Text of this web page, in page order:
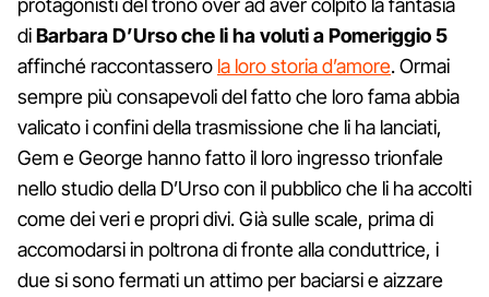
protagonisti del trono over ad aver colpito la fantasia
diBarbara D’Urso che li ha voluti a Pomeriggio 5
affinché raccontassero la loro storia d’amore. Ormai
sempre più consapevoli del fatto che loro fama abbia
valicato i confini della trasmissione che li ha lanciati,
Gem e George hanno fatto il loro ingresso trionfale
nello studio della D’Urso con il pubblico che li ha accolti
come dei veri e propri divi. Già sulle scale, prima di
accomodarsi in poltrona di fronte alla conduttrice, i
due si sono fermati un attimo per baciarsi e aizzare